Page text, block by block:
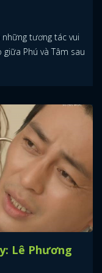
tương tác vui
giữa Phú và Tâm sau
Lê Phương